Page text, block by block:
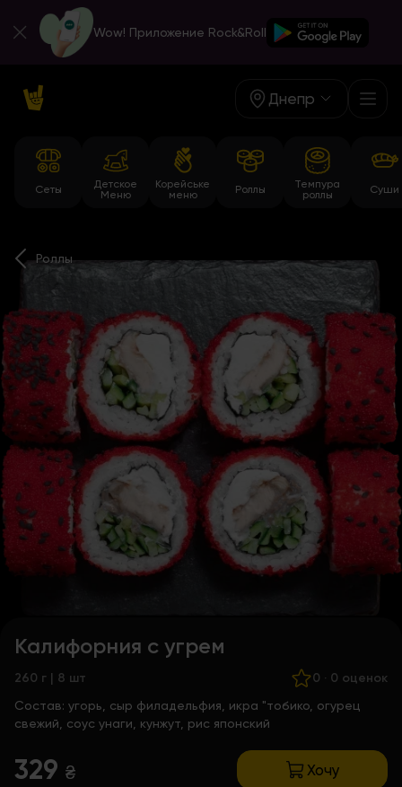
Wow! Приложение Rock&Roll
Днепр
Сеты
Детское
Меню
Корейське
меню
Роллы
Темпура
роллы
Суши
Роллы
Калифорния с угрем
260 г | 8 шт 0 · 0 оценок
Состав: угорь, сыр филадельфия, икра "тобико, огурец
свежий, соус унаги, кунжут, рис японский
329 ₴ Хочу